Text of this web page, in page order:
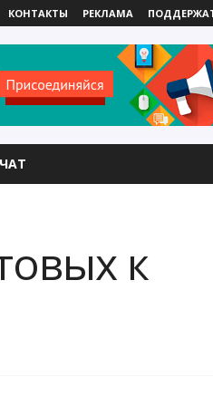
КОНТАКТЫ РЕКЛАМА
ЧАТ
к